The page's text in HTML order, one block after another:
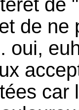
de ne
oui,
car